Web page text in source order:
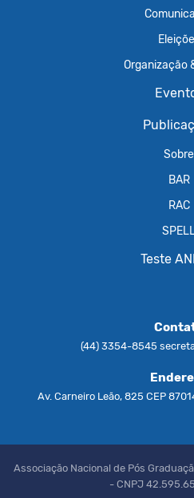
Organização
Sobre
BAR
RAC
Teste
(44) 3354-8545
Av. Carneiro Leão, 825 CEP
Associação Nacional de Pós
- CNPJ